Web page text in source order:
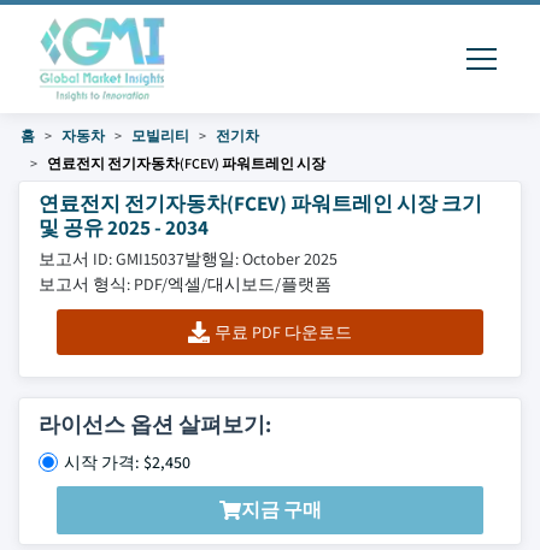
홈 자동차 모빌리티
전기차
연료전지 전기자동차(FCEV) 파워트레인 시장
연료전지 전기자동차(FCEV) 파워트레인 시장 크기
및 공유 2025 - 2034
보고서 ID: GMI15037발행일: October 2025
보고서 형식: PDF/엑셀/대시보드/플랫폼
무료 PDF 다운로드
라이선스 옵션 살펴보기:
시작 가격: $2,450
지금 구매